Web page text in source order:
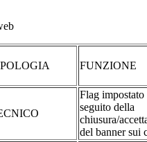
FUNZIONE
Flag impostato
seguito della
chiusura/
del banner sui